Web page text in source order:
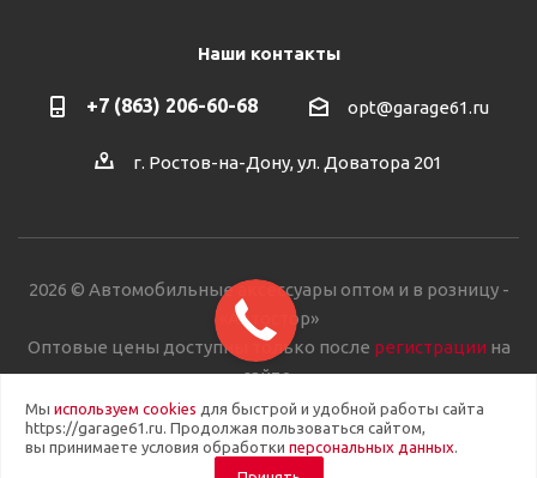
Наши контакты
+7 (863) 206-60-68 opt@garage61.ru
г. Ростов-на-Дону, ул. Доватора 201
2026 © Автомобильные аксессуары оптом и в розницу -
«Автостор»
Оптовые цены доступны только после регистрации на
сайте.
Мы используем cookies для быстрой и удобной работы сайта
https://garage61.ru. Продолжая пользоваться сайтом,
вы принимаете условия обработки персональных данных.